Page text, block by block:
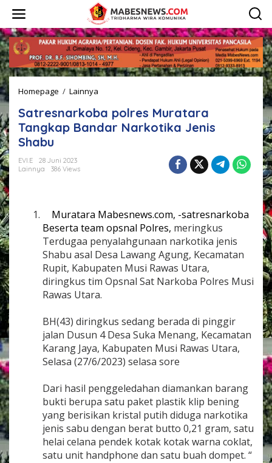
w
a
t
i
k
e
k
o
n
t
e
n
Homepage / Lainnya
t
r
e
b
p
o
l
r
e
s
M
r
a
a
r
T
a
n
g
k
a
p
Satresnarkoba polres Muratara
Tangkap Bandar Narkotika Jenis
Shabu
EVI.E
28 Juni 2023
Lainnya
386 Views
Muratara Mabesnews.com, -satresnarkoba
Beserta team opsnal Polres, meringkus
Terdugaa penyalahgunaan narkotika jenis
Shabu asal Desa Lawang Agung, Kecamatan
Rupit, Kabupaten Musi Rawas Utara,
diringkus tim Opsnal Sat Narkoba Polres Musi
Rawas Utara.
BH(43) diringkus sedang berada di pinggir
jalan Dusun 4 Desa Suka Menang, Kecamatan
Karang Jaya, Kabupaten Musi Rawas Utara,
Selasa (27/6/2023) selasa sore
Dari hasil penggeledahan diamankan barang
bukti berupa satu paket plastik klip bening
yang berisikan kristal putih diduga narkotika
jenis sabu dengan berat butto 0,21 gram, satu
helai celana pendek kotak kotak warna coklat,
satu unit handphone dan satu buah dompet. “